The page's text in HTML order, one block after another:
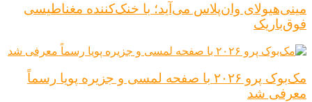
مینی‌هیولای وان‌پلاس می‌آید؛ با خنک‌کننده مغناطیسی
فوق‌باریک
مک‌بوک پرو ۲۰۲۶ با صفحه لمسی و جزیره پویا رسماً
معرفی شد